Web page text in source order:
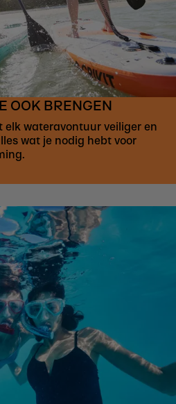
OOK BRENGEN
wateravontuur veiliger en
wat je nodig hebt voor